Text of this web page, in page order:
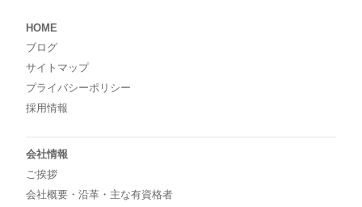
HOME
ブログ
サイトマップ
プライバシーポリシー
採用情報
会社情報
ご挨拶
会社概要・沿革・主な有資格者